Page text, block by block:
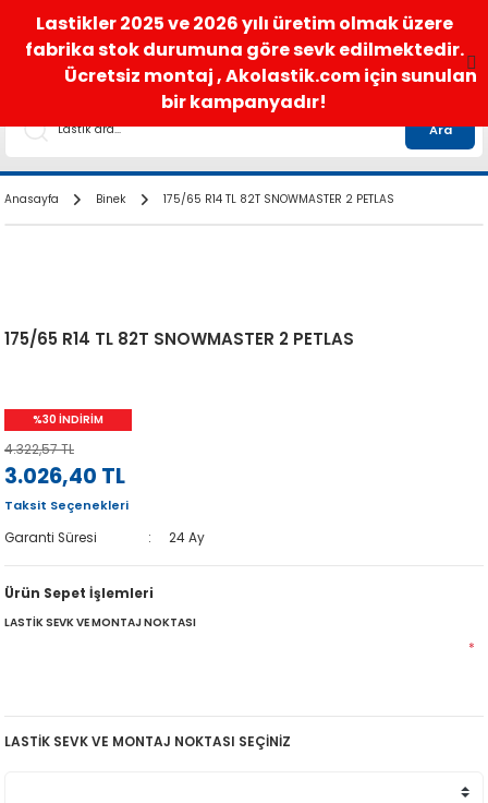
satis@akolastik.com 0 850 285 63 85
Ara
Anasayfa Binek 175/65 R14 TL 82T SNOWMASTER 2 PETLAS
175/65 R14 TL 82T SNOWMASTER 2 PETLAS
%30 İNDİRİM
4.322,57 TL
3.026,40 TL
Taksit Seçenekleri
Garanti Süresi
24 Ay
Ürün Sepet İşlemleri
LASTİK SEVK VE MONTAJ NOKTASI
*
LASTİK SEVK VE MONTAJ NOKTASI SEÇİNİZ
Lastikler 2025 ve 2026 yılı üretim olmak üzere
fabrika stok durumuna göre sevk edilmektedir.
Ücretsiz montaj , Akolastik.com için sunulan
bir kampanyadır!